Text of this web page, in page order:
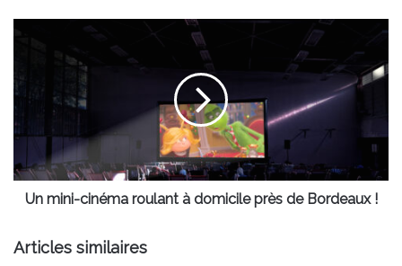
roulant
domicile
près
Bordeaux
Un mini-cinéma roulant à domicile près de Bordeaux !
Articles similaires